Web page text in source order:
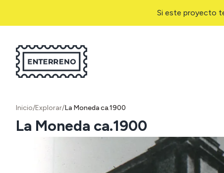
Si este proyecto
Inicio/Explorar/La Moneda ca.1900
La Moneda ca.1900